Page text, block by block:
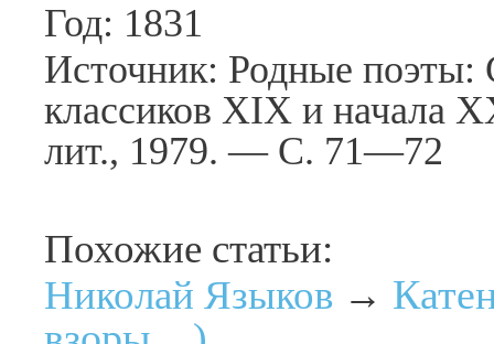
Год: 1831
Источник: Родные поэты:
классиков XIX и начала
лит., 1979. — С. 71—72
Похожие статьи:
Николай Языков →